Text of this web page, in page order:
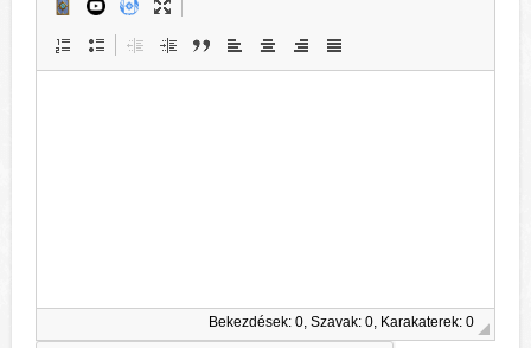
Bekezdések: 0, Szavak: 0, Karakaterek: 0